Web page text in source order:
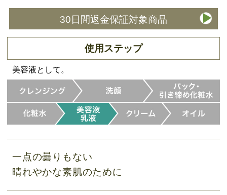
30日間返金保証対象商品
使用ステップ
美容液として。
一点の曇りもない
晴れやかな素肌のために